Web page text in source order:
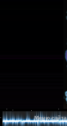
Меню сайта